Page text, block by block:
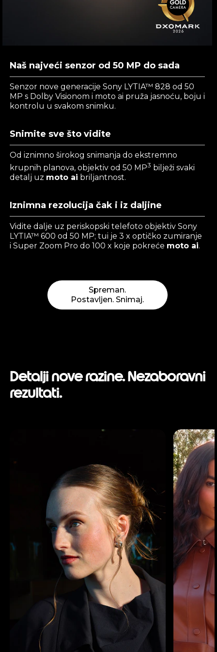
Naš najveći senzor od 50 MP do sada
Senzor nove generacije Sony LYTIA™ 828 od 50
MP s Dolby Visionom i moto ai pruža jasnoću, boju i
kontrolu u svakom snimku.
Snimite sve što vidite
Od iznimno širokog snimanja do ekstremno
krupnih planova, objektiv od 50 MP3 bilježi svaki
detalj uz moto ai briljantnost.
Iznimna rezolucija čak i iz daljine
Vidite dalje uz periskopski telefoto objektiv Sony
LYTIA™ 600 od 50 MP; tui je 3 x optičko zumiranje
i Super Zoom Pro do 100 x koje pokreće moto ai.
Spreman.
Postavljen. Snimaj.
Detalji nove razine. Nezaboravni
rezultati.